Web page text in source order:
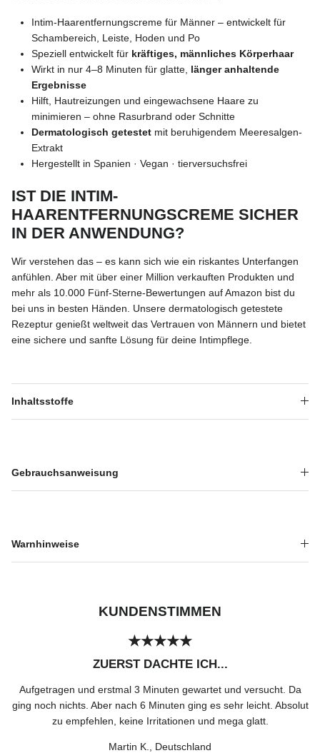
Intim-Haarentfernungscreme für Männer – entwickelt für
Schambereich, Leiste, Hoden und Po
Speziell entwickelt für kräftiges, männliches Körperhaar
Wirkt in nur 4–8 Minuten für glatte, länger anhaltende
Ergebnisse
Hilft, Hautreizungen und eingewachsene Haare zu
minimieren – ohne Rasurbrand oder Schnitte
Dermatologisch getestet mit beruhigendem Meeresalgen-
Extrakt
Hergestellt in Spanien · Vegan · tierversuchsfrei
IST DIE INTIM-
HAARENTFERNUNGSCREME SICHER
IN DER ANWENDUNG?
Wir verstehen das – es kann sich wie ein riskantes Unterfangen
anfühlen. Aber mit über einer Million verkauften Produkten und
mehr als 10.000 Fünf-Sterne-Bewertungen auf Amazon bist du
bei uns in besten Händen. Unsere dermatologisch getestete
Rezeptur genießt weltweit das Vertrauen von Männern und bietet
eine sichere und sanfte Lösung für deine Intimpflege.
Inhaltsstoffe
Gebrauchsanweisung
Warnhinweise
KUNDENSTIMMEN
★★★★★
ZUERST DACHTE ICH...
Aufgetragen und erstmal 3 Minuten gewartet und versucht. Da
ging noch nichts. Aber nach 6 Minuten ging es sehr leicht. Absolut
zu empfehlen, keine Irritationen und mega glatt.
Martin K., Deutschland